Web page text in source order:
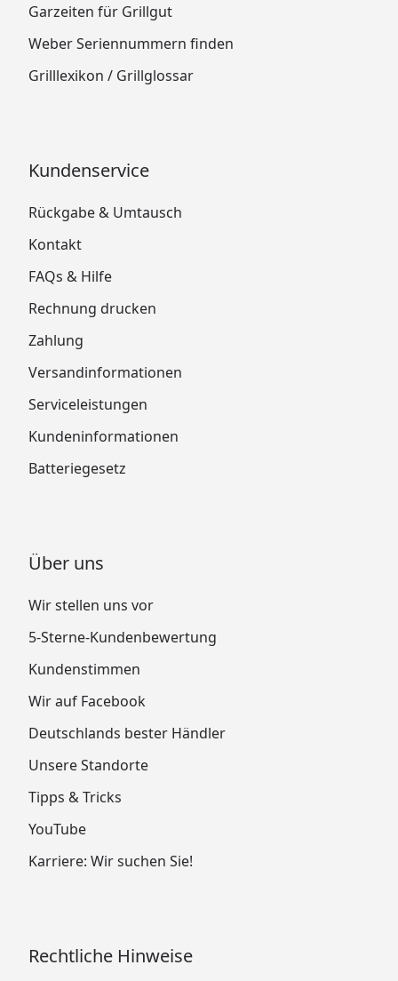
Garzeiten für Grillgut
Weber Seriennummern finden
Grilllexikon / Grillglossar
Kundenservice
Rückgabe & Umtausch
Kontakt
FAQs & Hilfe
Rechnung drucken
Zahlung
Versandinformationen
Serviceleistungen
Kundeninformationen
Batteriegesetz
Über uns
Wir stellen uns vor
5-Sterne-Kundenbewertung
Kundenstimmen
Wir auf Facebook
Deutschlands bester Händler
Unsere Standorte
Tipps & Tricks
YouTube
Karriere: Wir suchen Sie!
Rechtliche Hinweise